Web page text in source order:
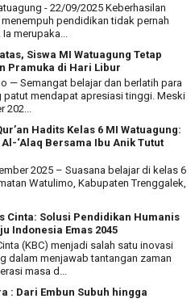
- 22/09/2025 Keberhasilan
pendidikan tidak pernah
Ia merupaka...
Siswa MI Watuagung Tetap
Pramuka di Hari Libur
— Semangat belajar dan berlatih para
patut mendapat apresiasi tinggi. Meski
Hadits Kelas 6 MI Watuagung:
‘Alaq Bersama Ibu Anik Tutut
2025 – Suasana belajar di kelas 6
Watulimo, Kabupaten Trenggalek,
Cinta: Solusi Pendidikan Humanis
Indonesia Emas 2045
(KBC) menjadi salah satu inovasi
dalam menjawab tantangan zaman
masa d...
: Dari Embun Subuh hingga